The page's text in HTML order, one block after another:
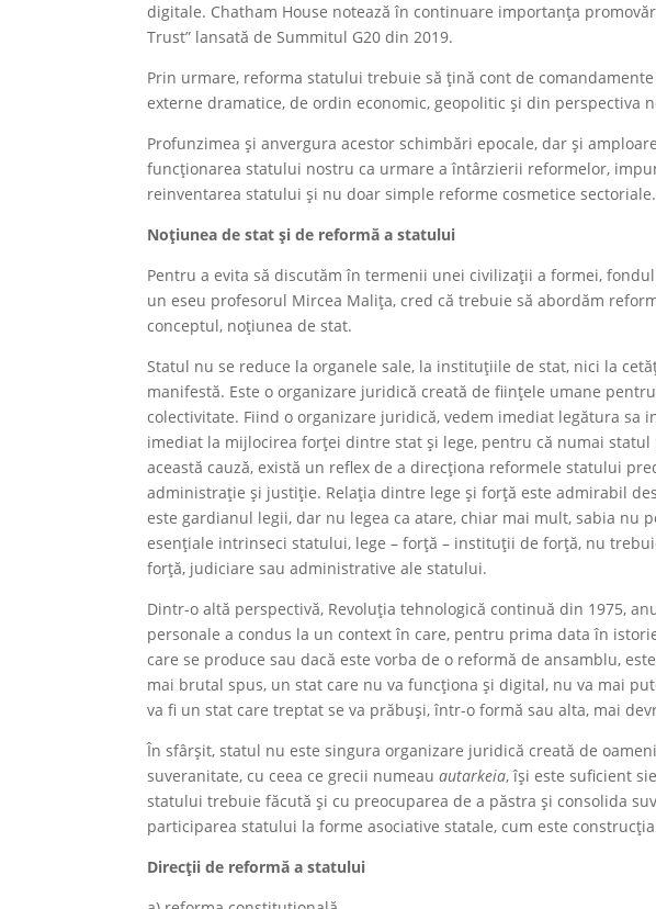
digitale. Chatham House notează în continuare importanța
Trust” lansată de Summitul G20 din 2019.
Prin urmare, reforma statului trebuie să țină cont de
externe dramatice, de ordin economic, geopolitic și din perspectiva
Profunzimea și anvergura acestor schimbări epocale, dar și
funcționarea statului nostru ca urmare a întârzierii reformelor,
reinventarea statului și nu doar simple reforme cosmetice sectoriale.
Noțiunea de stat și de reformă a statului
Pentru a evita să discutăm în termenii unei civilizații a formei,
un eseu profesorul Mircea Malița, cred că trebuie să abordăm
conceptul, noțiunea de stat.
Statul nu se reduce la organele sale, la instituțiile de stat, nici la
manifestă. Este o organizare juridică creată de ființele umane
colectivitate. Fiind o organizare juridică, vedem imediat legătura sa
imediat la mijlocirea forței dintre stat și lege, pentru că numai
această cauză, există un reflex de a direcționa reformele statului
administrație și justiție. Relația dintre lege și forță este admirabil
este gardianul legii, dar nu legea ca atare, chiar mai mult, sabia nu
esențiale intrinseci statului, lege – forță – instituții de forță, nu
forță, judiciare sau administrative ale statului.
Dintr-o altă perspectivă, Revoluția tehnologică continuă din 1975,
personale a condus la un context în care, pentru prima data în
care se produce sau dacă este vorba de o reformă de ansamblu,
mai brutal spus, un stat care nu va funcționa și digital, nu va mai
va fi un stat care treptat se va prăbuși, într-o formă sau alta, mai
În sfârșit, statul nu este singura organizare juridică creată de
suveranitate, cu ceea ce grecii numeauautarkeia, își este suficient
statului trebuie făcută și cu preocuparea de a păstra și consolida
participarea statului la forme asociative statale, cum este
Direcții de reformă a statului